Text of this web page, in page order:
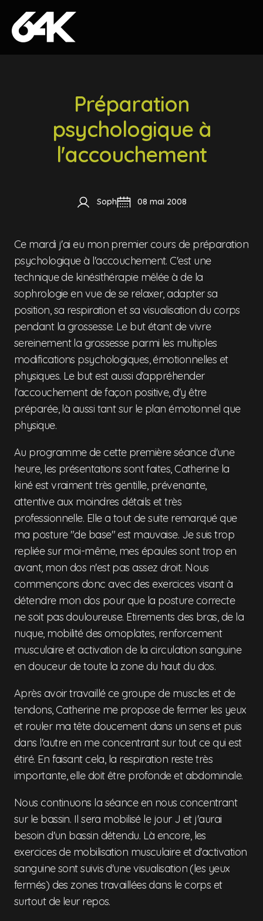
Skip to content
Préparation
psychologique à
l'accouchement
Soph 08 mai 2008
Ce mardi j'ai eu mon premier cours de préparation
psychologique à l'accouchement. C'est une
technique de kinésithérapie mêlée à de la
sophrologie en vue de se relaxer, adapter sa
position, sa respiration et sa visualisation du corps
pendant la grossesse. Le but étant de vivre
sereinement la grossesse parmi les multiples
modifications psychologiques, émotionnelles et
physiques. Le but est aussi d'appréhender
l'accouchement de façon positive, d'y être
préparée, là aussi tant sur le plan émotionnel que
physique.
Au programme de cette première séance d'une
heure, les présentations sont faites, Catherine la
kiné est vraiment très gentille, prévenante,
attentive aux moindres détails et très
professionnelle. Elle a tout de suite remarqué que
ma posture "de base" est mauvaise. Je suis trop
repliée sur moi-même, mes épaules sont trop en
avant, mon dos n'est pas assez droit. Nous
commençons donc avec des exercices visant à
détendre mon dos pour que la posture correcte
ne soit pas douloureuse. Etirements des bras, de la
nuque, mobilité des omoplates, renforcement
musculaire et activation de la circulation sanguine
en douceur de toute la zone du haut du dos.
Après avoir travaillé ce groupe de muscles et de
tendons, Catherine me propose de fermer les yeux
et rouler ma tête doucement dans un sens et puis
dans l'autre en me concentrant sur tout ce qui est
étiré. En faisant cela, la respiration reste très
importante, elle doit être profonde et abdominale.
Nous continuons la séance en nous concentrant
sur le bassin. Il sera mobilisé le jour J et j'aurai
besoin d'un bassin détendu. Là encore, les
exercices de mobilisation musculaire et d'activation
sanguine sont suivis d'une visualisation (les yeux
fermés) des zones travaillées dans le corps et
surtout de leur repos.